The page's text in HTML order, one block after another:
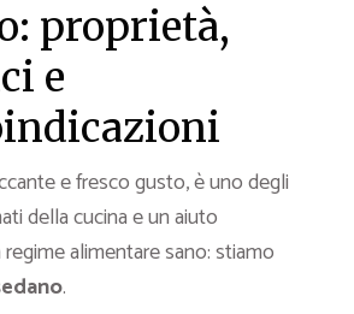
proprietà,
e
e fresco gusto, è uno degli
della cucina e un aiuto
alimentare sano: stiamo
.